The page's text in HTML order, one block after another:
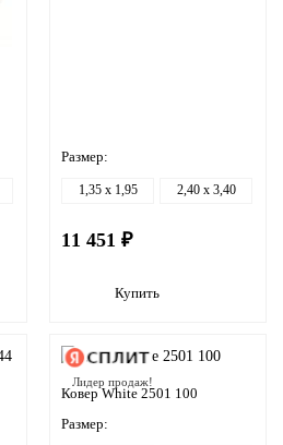
Размер:
1,35 x 1,95 2,40 x 3,40
11 451 ₽
Купить
Лидер продаж!
Ковер White 2501 100
Размер: